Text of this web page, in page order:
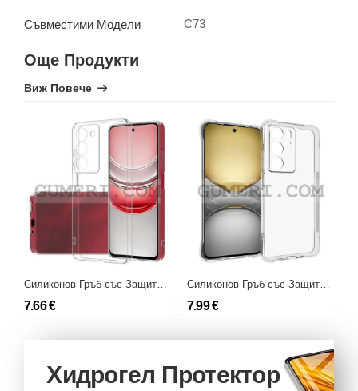
Съвместими Модели C73
Още Продукти
Виж Повече
Силиконов Гръб със Защита за Камерата за Realme C73
7.66 €
Силиконов Гръб със Защита за Камерата за Realme C73
7.99 €
Хидрогел Протектор